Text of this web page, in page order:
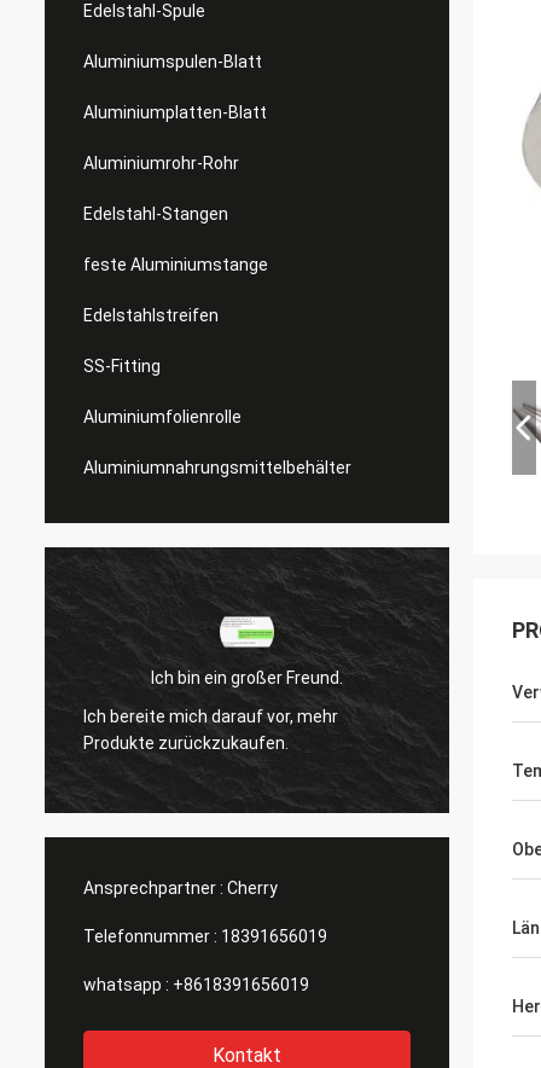
Edelstahl-Spule
Aluminiumspulen-Blatt
Aluminiumplatten-Blatt
Aluminiumrohr-Rohr
Edelstahl-Stangen
feste Aluminiumstange
Edelstahlstreifen
SS-Fitting
Aluminiumfolienrolle
Aluminiumnahrungsmittelbehälter
Ich bin ein großer Freund.
Ich bereite mich darauf vor, mehr
Produkte zurückzukaufen.
Ansprechpartner : Cherry
Telefonnummer : 18391656019
whatsapp : +8618391656019
Kontakt